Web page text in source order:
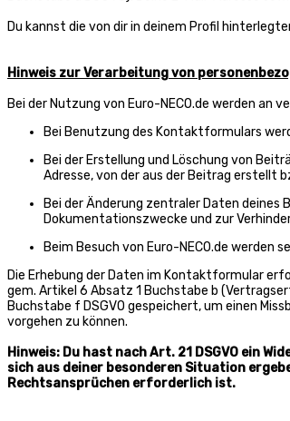
Du kannst die von dir in deinem Profil
Hinweis zur Verarbeitung von
Bei der Nutzung von Euro-NECO.de werden an
Bei Benutzung des Kontaktformulars
Bei der Erstellung und Löschung von
Adresse, von der aus der Beitrag erstellt
Bei der Änderung zentraler Daten
Dokumentationszwecke und zur
Beim Besuch von Euro-NECO.de werden
Die Erhebung der Daten im Kontaktformular
gem. Artikel 6 Absatz 1 Buchstabe b
Buchstabe f DSGVO gespeichert, um einen
vorgehen zu können.
Hinweis: Du hast nach Art. 21 DSGVO ein
sich aus deiner besonderen Situation
Rechtsansprüchen erforderlich ist.